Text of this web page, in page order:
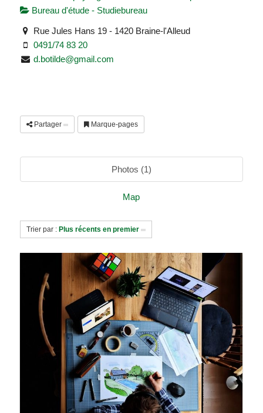
Bureau d'étude - Studiebureau
Rue Jules Hans 19 - 1420 Braine-l'Alleud
0491/74 83 20
d.botilde@gmail.com
Partager Marque-pages
Photos (1)
Map
Trier par : Plus récents en premier